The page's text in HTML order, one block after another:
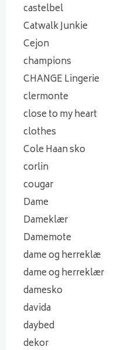
castelbel
Catwalk Junkie
Cejon
champions
CHANGE Lingerie
clermonte
close to my heart
clothes
Cole Haan sko
corlin
cougar
Dame
Dameklær
Damemote
dame og herreklæ
dame og herreklær
damesko
davida
daybed
dekor